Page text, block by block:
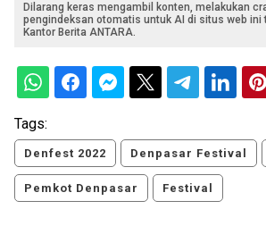
Dilarang keras mengambil konten, melakukan
pengindeksan otomatis untuk AI di situs web ini
Kantor Berita ANTARA.
Tags:
Denfest 2022 Denpasar Festival
Pemkot Denpasar Festival